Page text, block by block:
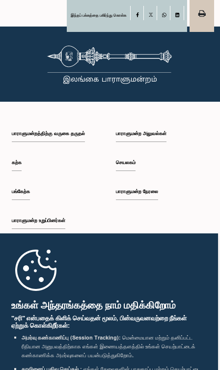
உங்கள் அந்தரங்கத்தை நாம் மதிக்கிறோம்
"சரி" என்பதைக் கிளிக் செய்வதன் மூலம், பின்வருவனவற்றை நீங்கள்
ஏற்றுக் கொள்கிறீர்கள்:
அமர்வு கண்காணிப்பு (Session Tracking): மென்மையான மற்றும் தனிப்பட்ட
ரீதியான அனுபவத்திற்காக எங்கள் இணையத்தளத்தில் உங்கள் செயற்பாட்டைக்
கண்காணிக்க அமர்வுகளைப் பயன்படுத்துகிறோம்.
இந்தப் பக்கத்தை பகிர்ந்து கொள்க Facebook
பாராளுமன்றத்திற்கு வருகை தருதல்
கற்க
பங்கேற்க
பாராளுமன்ற உறுப்பினர்கள்
முதற்பக்கம்
பாராளுமன்ற அலுவல்கள்
செயலகம்
பாராளுமன்ற நேரலை
பாராளுமன்ற கையடக்க செயலி
எம்மை பின்தொடர்க :